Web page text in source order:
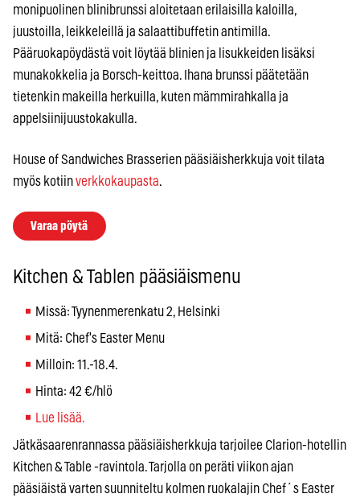
monipuolinen blinibrunssi aloitetaan erilaisilla kaloilla,
juustoilla, leikkeleillä ja salaattibuffetin antimilla.
Pääruokapöydästä voit löytää blinien ja lisukkeiden lisäksi
munakokkelia ja Borsch-keittoa. Ihana brunssi päätetään
tietenkin makeilla herkuilla, kuten mämmirahkalla ja
appelsiinijuustokakulla.
House of Sandwiches Brasserien pääsiäisherkkuja voit tilata
myös kotiinverkkokaupasta.
Varaa pöytä
Kitchen & Tablen pääsiäismenu
Missä: Tyynenmerenkatu 2, Helsinki
Mitä: Chef's Easter Menu
Milloin: 11.-18.4.
Hinta: 42 €/hlö
Lue lisää.
Jätkäsaarenrannassa pääsiäisherkkuja tarjoilee Clarion-hotellin
Kitchen & Table -ravintola. Tarjolla on peräti viikon ajan
pääsiäistä varten suunniteltu kolmen ruokalajin Chef´s Easter